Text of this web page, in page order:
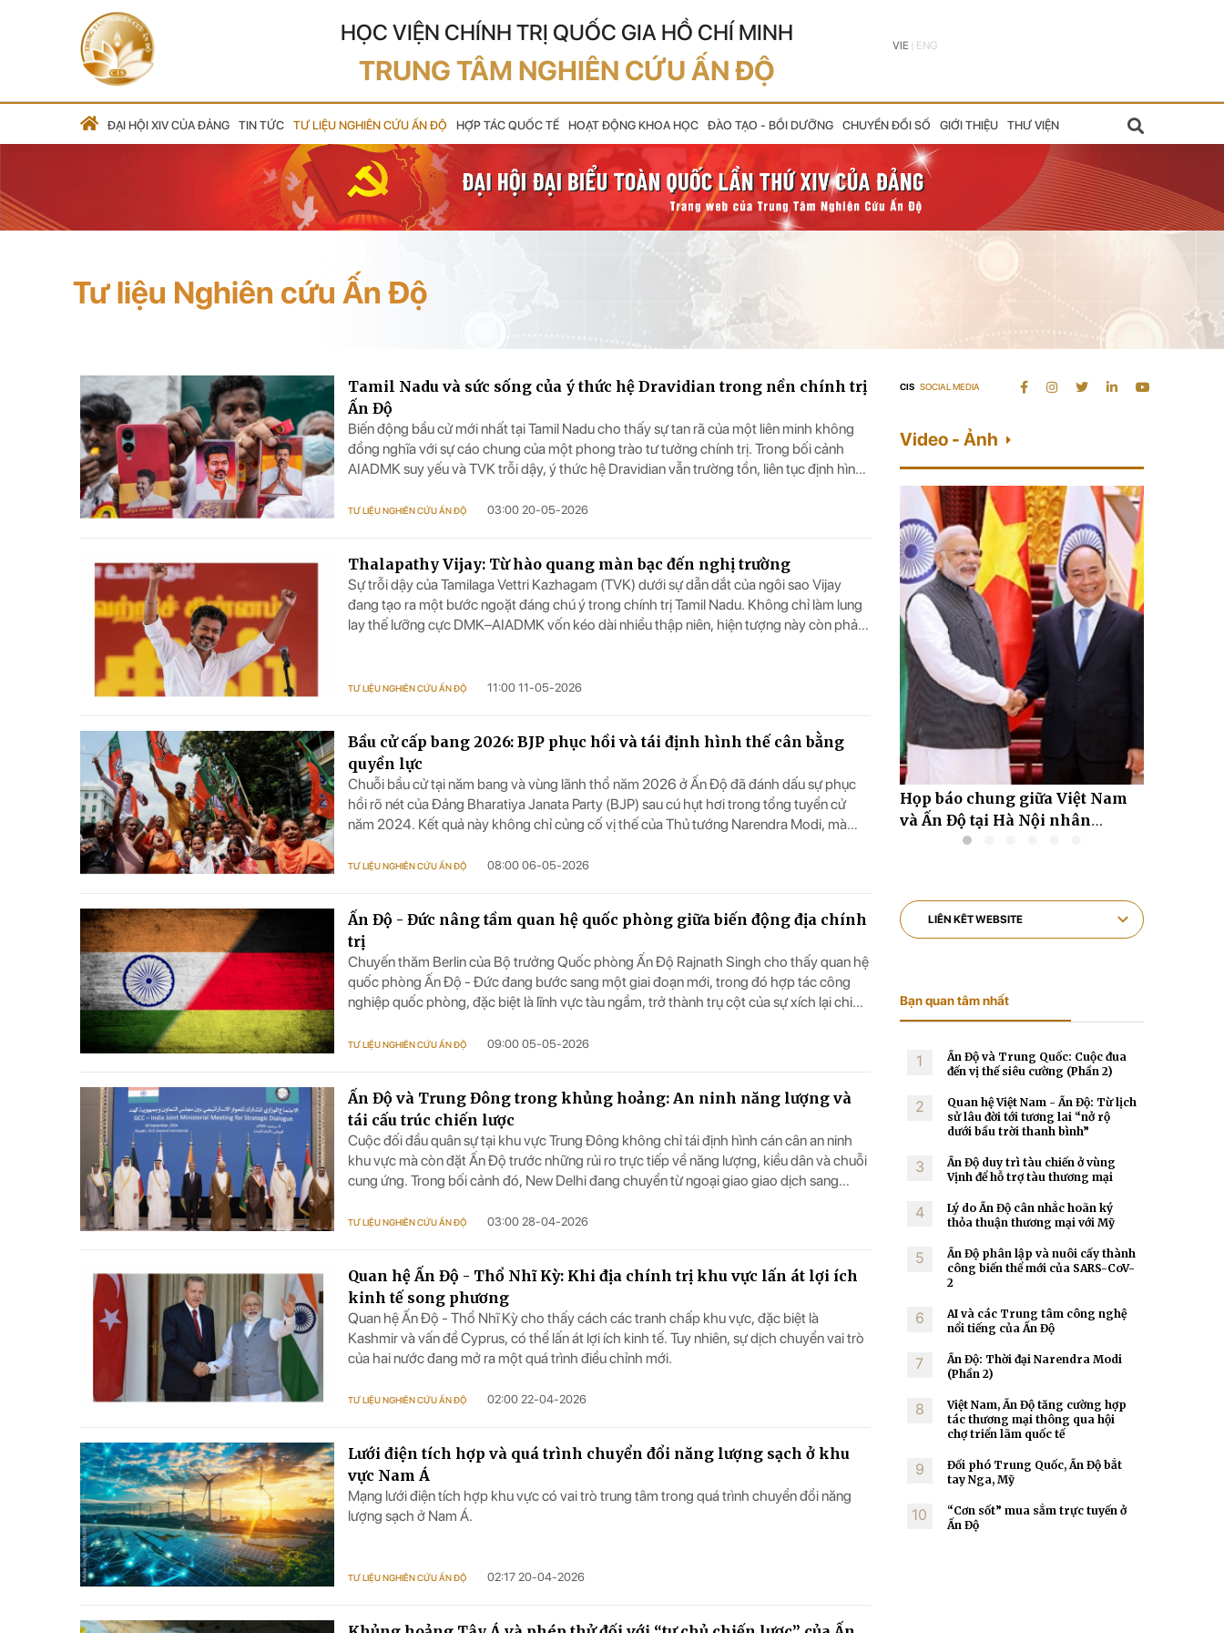
HỌC VIỆN CHÍNH TRỊ QUỐC GIA HỒ CHÍ MINH
TRUNG TÂM NGHIÊN CỨU ẤN ĐỘ
VIE ENG
ĐẠI HỘI XIV CỦA ĐẢNG TIN TỨC TƯ LIỆU NGHIÊN CỨU ẤN ĐỘ HỢP TÁC QUỐC TẾ HOẠT ĐỘNG KHOA HỌC ĐÀO TẠO - BỒI DƯỠNG CHUYỂN ĐỔI SỐ GIỚI THIỆU THƯ VIỆN
Tư liệu Nghiên cứu Ấn Độ
Tamil Nadu và sức sống của ý thức hệ Dravidian trong nền chính trị
Ấn Độ
Biến động bầu cử mới nhất tại Tamil Nadu cho thấy sự tan rã của một liên minh không
đồng nghĩa với sự cáo chung của một phong trào tư tưởng chính trị. Trong bối cảnh
AIADMK suy yếu và TVK trỗi dậy, ý thức hệ Dravidian vẫn trường tồn, liên tục định hình
TƯ LIỆU NGHIÊN CỨU ẤN ĐỘ 03:00 20-05-2026
Thalapathy Vijay: Từ hào quang màn bạc đến nghị trường
Sự trỗi dậy của Tamilaga Vettri Kazhagam (TVK) dưới sự dẫn dắt của ngôi sao Vijay
đang tạo ra một bước ngoặt đáng chú ý trong chính trị Tamil Nadu. Không chỉ làm lung
lay thế lưỡng cực DMK–AIADMK vốn kéo dài nhiều thập niên, hiện tượng này còn phản
TƯ LIỆU NGHIÊN CỨU ẤN ĐỘ 11:00 11-05-2026
Bầu cử cấp bang 2026: BJP phục hồi và tái định hình thế cân bằng
quyền lực
Chuỗi bầu cử tại năm bang và vùng lãnh thổ năm 2026 ở Ấn Độ đã đánh dấu sự phục
hồi rõ nét của Đảng Bharatiya Janata Party (BJP) sau cú hụt hơi trong tổng tuyển cử
năm 2024. Kết quả này không chỉ củng cố vị thế của Thủ tướng Narendra Modi, mà
trật tự chính trị do BJP dẫn dắt.
TƯ LIỆU NGHIÊN CỨU ẤN ĐỘ 08:00 06-05-2026
Ấn Độ - Đức nâng tầm quan hệ quốc phòng giữa biến động địa chính
trị
Chuyến thăm Berlin của Bộ trưởng Quốc phòng Ấn Độ Rajnath Singh cho thấy quan hệ
quốc phòng Ấn Độ - Đức đang bước sang một giai đoạn mới, trong đó hợp tác công
nghiệp quốc phòng, đặc biệt là lĩnh vực tàu ngầm, trở thành trụ cột của sự xích lại chiến
TƯ LIỆU NGHIÊN CỨU ẤN ĐỘ 09:00 05-05-2026
Ấn Độ và Trung Đông trong khủng hoảng: An ninh năng lượng và
tái cấu trúc chiến lược
Cuộc đối đầu quân sự tại khu vực Trung Đông không chỉ tái định hình cán cân an ninh
khu vực mà còn đặt Ấn Độ trước những rủi ro trực tiếp về năng lượng, kiều dân và chuỗi
cung ứng. Trong bối cảnh đó, New Delhi đang chuyển từ ngoại giao giao dịch sang
TƯ LIỆU NGHIÊN CỨU ẤN ĐỘ 03:00 28-04-2026
Quan hệ Ấn Độ - Thổ Nhĩ Kỳ: Khi địa chính trị khu vực lấn át lợi ích
kinh tế song phương
Quan hệ Ấn Độ - Thổ Nhĩ Kỳ cho thấy cách các tranh chấp khu vực, đặc biệt là
Kashmir và vấn đề Cyprus, có thể lấn át lợi ích kinh tế. Tuy nhiên, sự dịch chuyển vai trò
của hai nước đang mở ra một quá trình điều chỉnh mới.
TƯ LIỆU NGHIÊN CỨU ẤN ĐỘ 02:00 22-04-2026
Lưới điện tích hợp và quá trình chuyển đổi năng lượng sạch ở khu
vực Nam Á
Mạng lưới điện tích hợp khu vực có vai trò trung tâm trong quá trình chuyển đổi năng
lượng sạch ở Nam Á.
TƯ LIỆU NGHIÊN CỨU ẤN ĐỘ 02:17 20-04-2026
CIS SOCIAL MEDIA
Video - Ảnh
Vòng tay tình hữu nghị Rakhi
Giới thiệu sách Ấn Độ giành Tự
do (India wins Freedom)
Đoàn Học viện Chính trị Quốc
gia Hồ Chí Minh thăm và làm
Họp báo chung giữa Việt Nam
và Ấn Độ tại Hà Nội nhân
chuyến thăm chính thức của
Bạn quan tâm nhất
1
Ấn Độ và Trung Quốc: Cuộc đua
đến vị thế siêu cường (Phần 2)
2
Quan hệ Việt Nam - Ấn Độ: Từ lịch
sử lâu đời tới tương lai “nở rộ
dưới bầu trời thanh bình”
3
Ấn Độ duy trì tàu chiến ở vùng
Vịnh để hỗ trợ tàu thương mại
4
Lý do Ấn Độ cân nhắc hoãn ký
thỏa thuận thương mại với Mỹ
5
Ấn Độ phân lập và nuôi cấy thành
công biến thể mới của SARS-CoV-
2
6
AI và các Trung tâm công nghệ
nổi tiếng của Ấn Độ
7
Ấn Độ: Thời đại Narendra Modi
(Phần 2)
8
Việt Nam, Ấn Độ tăng cường hợp
tác thương mại thông qua hội
chợ triển lãm quốc tế
9
Đối phó Trung Quốc, Ấn Độ bắt
tay Nga, Mỹ
10
“Cơn sốt” mua sắm trực tuyến ở
Ấn Độ